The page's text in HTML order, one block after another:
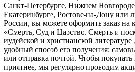
Санкт-Петербурге, Нижнем
Екатеринбурге, Ростове-на-Дону или
России, вы можете оформить заказ на
«Смерть, Суд и Царство. Смерть и
иудейской и христианской
удобный способ его получения:
или отправка почтой. Чтобы
приятнее, мы регулярно проводим